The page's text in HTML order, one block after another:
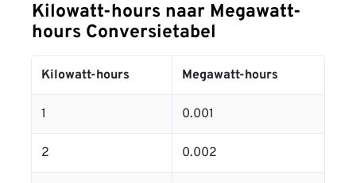
Kilowatt-hours naar Megawatt-
hours Conversietabel
Kilowatt-hours Megawatt-hours
1 0.001
2 0.002